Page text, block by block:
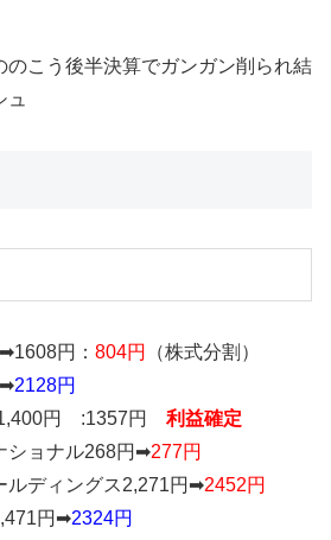
のこう後半決算でガンガン削られ結
円： 804円
（株式分割）
2128円
円 :1357円 利益確定
ショナル268円➡277円
ルディングス2,271円➡2452円
円➡2324円